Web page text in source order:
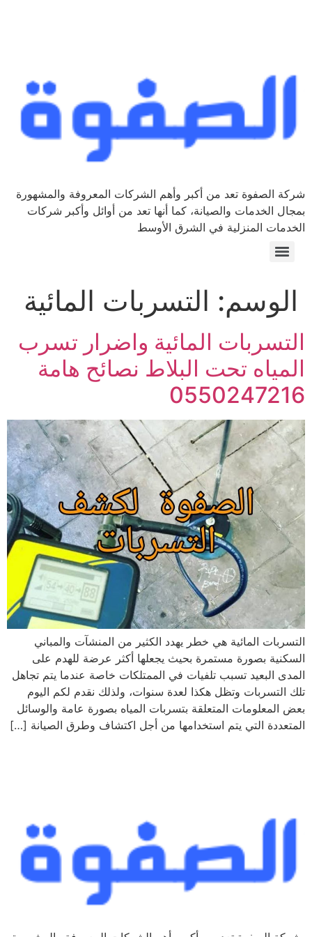
شركة الصفوة تعد من أكبر وأهم الشركات المعروفة والمشهورة
بمجال الخدمات والصيانة، كما أنها تعد من أوائل وأكبر شركات
الخدمات المنزلية في الشرق الأوسط
الوسم: التسربات المائية
التسربات المائية واضرار تسرب
المياه تحت البلاط نصائح هامة
0550247216
التسربات المائية هي خطر يهدد الكثير من المنشآت والمباني
السكنية بصورة مستمرة بحيث يجعلها أكثر عرضة للهدم على
المدى البعيد تسبب تلفيات في الممتلكات خاصة عندما يتم تجاهل
تلك التسربات وتظل هكذا لعدة سنوات، ولذلك نقدم لكم اليوم
بعض المعلومات المتعلقة بتسربات المياه بصورة عامة والوسائل
المتعددة التي يتم استخدامها من أجل اكتشاف وطرق الصيانة […]